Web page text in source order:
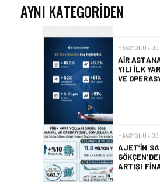
AYNI KATEGORIDEN
YILI İLK
VE
ARTIŞI
ETKILEDI?